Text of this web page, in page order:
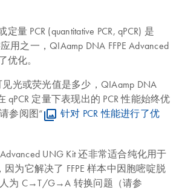
定量 PCR (quantitative PCR, qPCR) 是
用之一，QIAamp DNA FFPE Advanced
优化。
光或荧光值是多少，QIAamp DNA
qPCR 定量下表现出的 PCR 性能始终优
参阅图“
针对 PCR 性能进行了优
Advanced UNG Kit 还非常适合纯化用于
因为它解决了 FFPE 样本中因胞嘧啶脱
为 C→T/G→A 转换问题（请参